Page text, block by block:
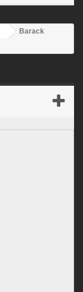
Barack